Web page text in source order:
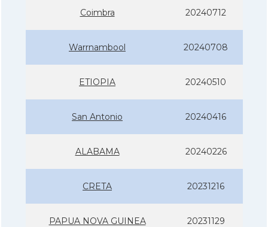
Coimbra 20240712
Warrnambool 20240708
ETIOPIA 20240510
San Antonio 20240416
ALABAMA 20240226
CRETA 20231216
PAPUA NOVA GUINEA 20231129